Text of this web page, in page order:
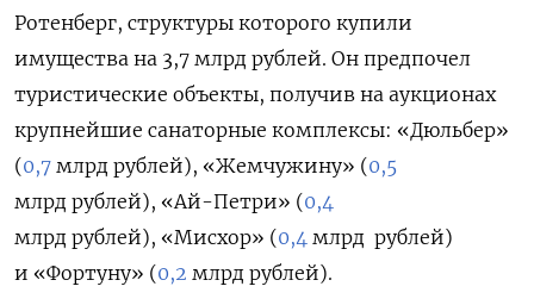
Ротенберг, структуры которого купили
имущества на 3,7 млрд рублей. Он предпочел
туристические объекты, получив на аукционах
крупнейшие санаторные комплексы: «Дюльбер»
(0,7 млрд рублей), «Жемчужину» (0,5
млрд рублей), «Ай-Петри» (0,4
млрд рублей), «Мисхор» (0,4 млрд рублей)
и «Фортуну» (0,2 млрд рублей).